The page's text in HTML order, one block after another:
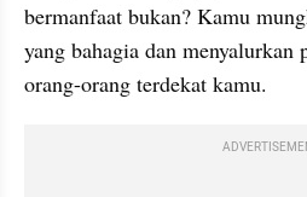
bermanfaat bukan? Kamu
yang bahagia dan menyalurkan
orang-orang terdekat kamu.